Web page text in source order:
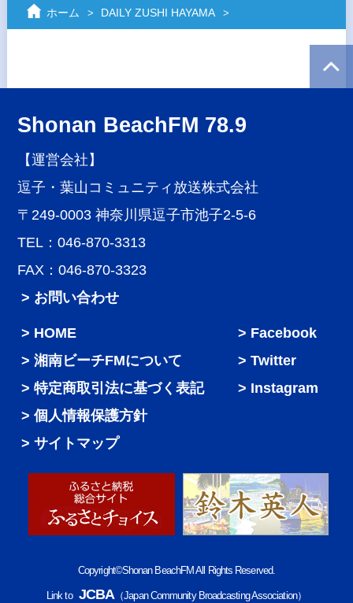
ホーム DAILY ZUSHI HAYAMA
Shonan BeachFM 78.9
【運営会社】
逗子・葉山コミュニティ放送株式会社
〒249-0003 神奈川県逗子市池子2-5-6
TEL：046-870-3313
FAX：046-870-3323
> お問い合わせ
HOME
湘南ビーチFMについて
特定商取引法に基づく表記
個人情報保護方針
サイトマップ
Facebook
Twitter
Instagram
Copyright©Shonan BeachFM All Rights Reserved.
Link to JCBA（Japan Community Broadcasting Association）